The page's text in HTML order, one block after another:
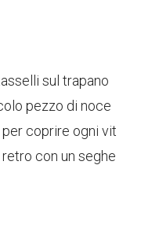
sul trapano
pezzo di noce
coprire ogni vit
con un seghe